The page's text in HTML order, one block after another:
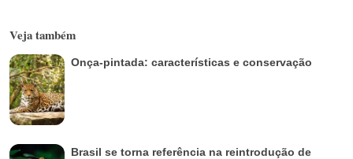
Veja também
Onça-pintada: características e conservação
Brasil se torna referência na reintrodução de